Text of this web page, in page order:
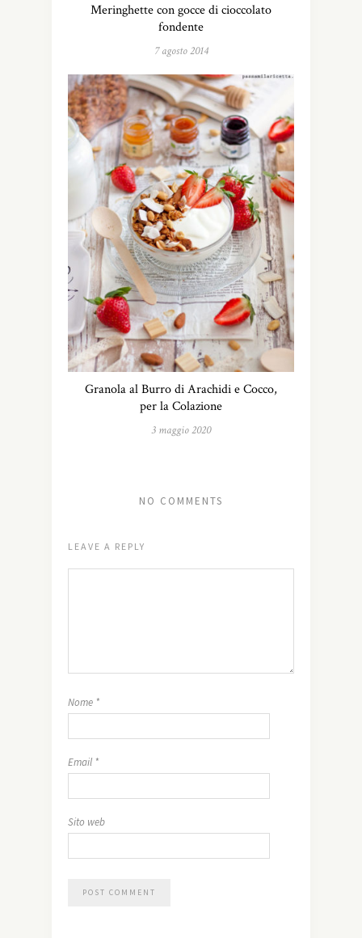
Meringhette con gocce di cioccolato
fondente
7 agosto 2014
Granola al Burro di Arachidi e Cocco,
per la Colazione
3 maggio 2020
NO COMMENTS
LEAVE A REPLY
Nome *
Email *
Sito web